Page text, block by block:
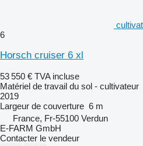
6
Horsch cruiser 6 xl
53 550 € TVA incluse
Matériel de travail du sol - cultivateur
2019
Largeur de couverture 6 m
France, Fr-55100 Verdun
E-FARM GmbH
Contacter le vendeur